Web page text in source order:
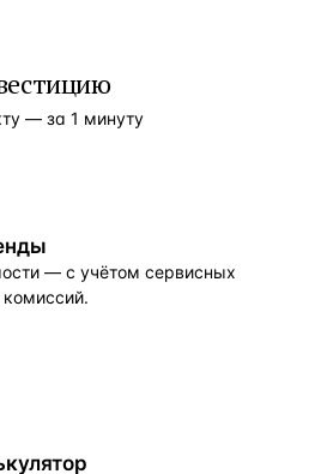
— за 1 минуту
— с учётом сервисных
комиссий.